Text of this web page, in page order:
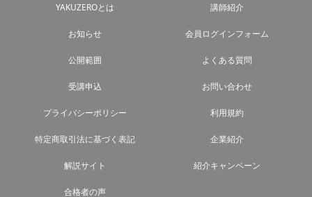
YAKUZEROとは 講師紹介
お知らせ 会員ログインフォーム
公開範囲 よくある質問
受講申込 お問い合わせ
プライバシーポリシー 利用規約
特定商取引法に基づく表記 企業紹介
解説サイト 紹介キャンペーン
合格者の声